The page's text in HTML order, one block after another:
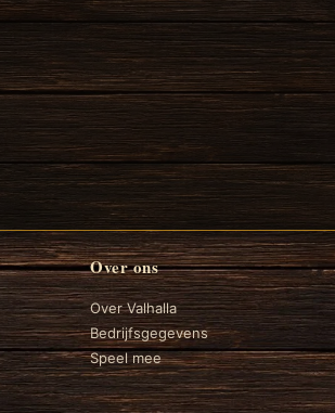
Over ons
Over Valhalla
Bedrijfsgegevens
Speel mee